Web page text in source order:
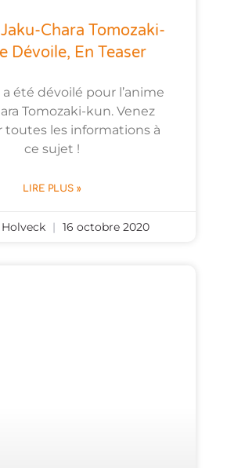
Jaku-Chara Tomozaki-
Dévoile, En Teaser
été dévoilé pour l’anime
Tomozaki-kun. Venez
toutes les informations à
ce sujet !
LIRE PLUS »
16 octobre 2020